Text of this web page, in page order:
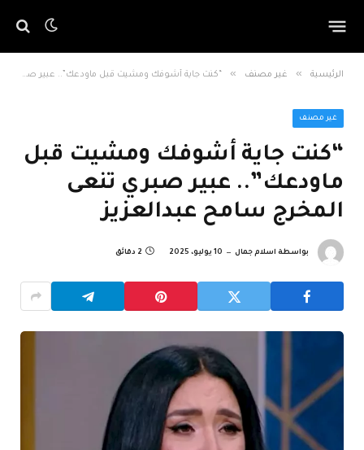
الرئيسية » غير مصنف » “كنت جاية أشوفك ومشيت قبل ماودعك”.. عبير صبري تنعى المخرج سامح عبدالعزيز
غير مصنف
“كنت جاية أشوفك ومشيت قبل
ماودعك”.. عبير صبري تنعى
المخرج سامح عبدالعزيز
بواسطة اسلام جمال 10 يوليو، 2025 2 دقائق